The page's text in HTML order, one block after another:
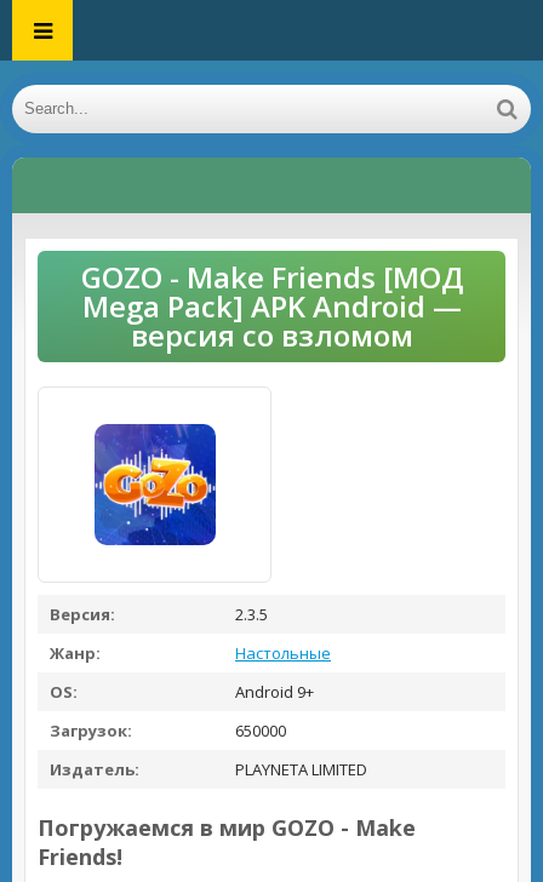
GOZO - Make Friends [МОД
Mega Pack] APK Android —
версия со взломом
Версия:
2.3.5
Жанр:
Настольные
OS:
Android 9+
Загрузок:
650000
Издатель:
PLAYNETA LIMITED
Погружаемся в мир GOZO - Make
Friends!